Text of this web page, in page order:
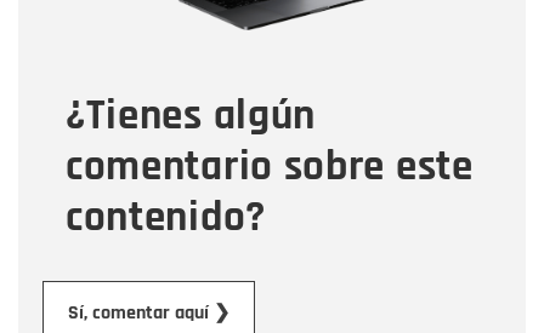
¿Tienes algún
comentario sobre este
contenido?
Sí, comentar aquí ❯
Tipo de comentario
Mensaje